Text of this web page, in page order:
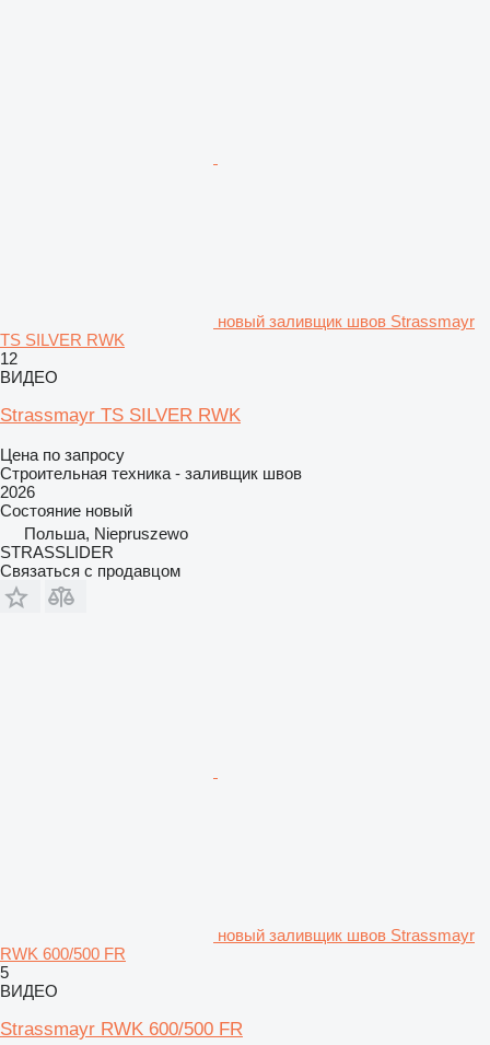
новый заливщик швов Strassmayr
TS SILVER RWK
12
ВИДЕО
Strassmayr TS SILVER RWK
Цена по запросу
Строительная техника - заливщик швов
2026
Состояние новый
Польша, Niepruszewo
STRASSLIDER
Связаться с продавцом
новый заливщик швов Strassmayr
RWK 600/500 FR
5
ВИДЕО
Strassmayr RWK 600/500 FR